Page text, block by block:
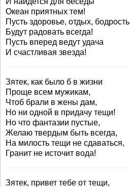
Океан приятных тем!
Пусть здоровье, отдых, бодрость
Будут радовать всегда!
Пусть вперед ведут удача
И счастливая звезда!
Зятек, как было б в жизни
Проще всем мужикам,
Чтоб брали в жены дам,
Но ни одной в придачу тещи!
Но что фантазии пустые,
Желаю твердым быть всегда,
На милость тещи не сдаваться,
Гранит не источит вода!
Зятек, привет тебе от тещи,